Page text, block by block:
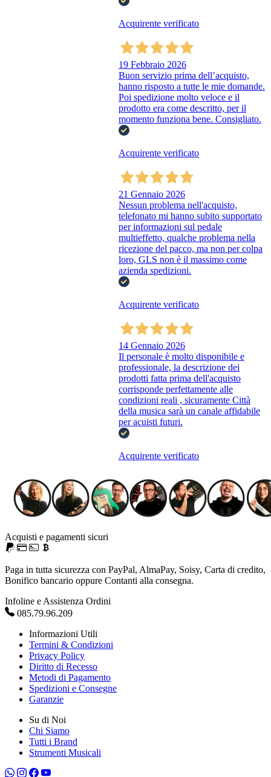
Acquirente verificato
19 Febbraio 2026
Buon servizio prima dell’acquisto,
hanno risposto a tutte le mie domande.
Poi spedizione molto veloce e il
prodotto era come descritto, per il
momento funziona bene. Consigliato.
Acquirente verificato
21 Gennaio 2026
Nessun problema nell'acquisto,
telefonato mi hanno subito supportato
per informazioni sul pedale
multieffetto, qualche problema nella
ricezione del pacco, ma non per colpa
loro, GLS non è il massimo come
azienda spedizioni.
Acquirente verificato
14 Gennaio 2026
Il personale è molto disponibile e
professionale, la descrizione dei
prodotti fatta prima dell'acquisto
corrisponde perfettamente alle
condizioni reali , sicuramente Città
della musica sarà un canale affidabile
per acuisti futuri.
Acquirente verificato
Acquisti e pagamenti sicuri
Paga in tutta sicurezza con PayPal, AlmaPay, Soisy, Carta di credito,
Bonifico bancario oppure Contanti alla consegna.
Infoline e Assistenza Ordini
085.79.96.209
Informazioni Utili
Termini & Condizioni
Privacy Policy
Diritto di Recesso
Metodi di Pagamento
Spedizioni e Consegne
Garanzie
Su di Noi
Chi Siamo
Tutti i Brand
Strumenti Musicali